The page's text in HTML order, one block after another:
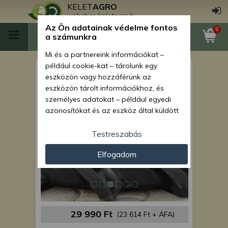
KELETAGRO
webshop.keletagro.hu
0
Gumi 7-14 SZUPER ÁRON!
29 990 Ft (23 614 Ft + ÁFA)
Az Ön adatainak védelme fontos
a számunkra
Mi és a partnereink információkat –
például cookie-kat – tárolunk egy
eszközön vagy hozzáférünk az
eszközön tárolt információkhoz, és
személyes adatokat – például egyedi
azonosítókat és az eszköz által küldött
személyre szabott hirdetések és
tartalom nyújtásához, hirdetés- és
tartalomméréshez, nézettségi adatok
gyűjtéséhez, valamint termékek
kifejlesztéséhez és a termékek
javításához. Az Ön engedélyével mi és a
partnereink eszközleolvasásos
módszerrel szerzett pontos geolokációs
Testreszabás
Elfogadom